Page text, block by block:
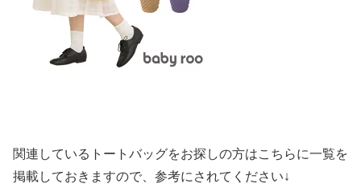
関連しているトートバッグをお探しの方はこちらに一覧を
掲載しておきますので、参考にされてください↓